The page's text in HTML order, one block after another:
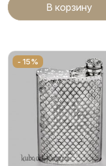
В корзину
- 15%